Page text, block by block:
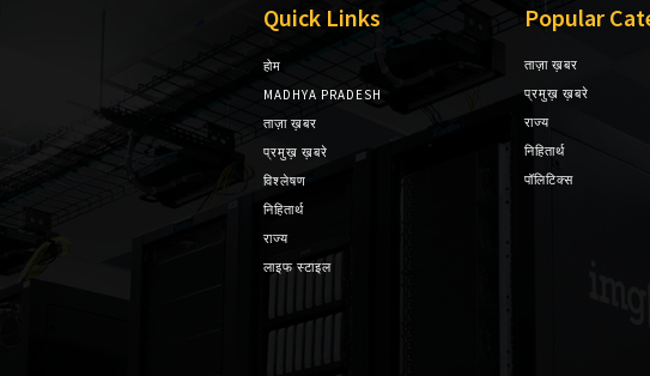
Quick Links
होम
MADHYA PRADESH
ताज़ा ख़बर
प्रमुख़ ख़बरे
विश्लेषण
निहितार्थ
राज्य
लाइफ स्टाइल
Popular
ताज़ा ख़बर
प्रमुख़ ख़बरे
राज्य
निहितार्थ
पॉलिटिक्स